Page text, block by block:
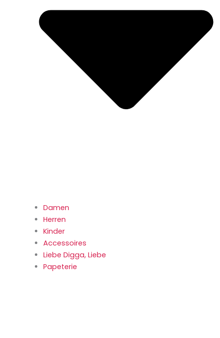
Damen
Herren
Kinder
Accessoires
Liebe Digga, Liebe
Papeterie